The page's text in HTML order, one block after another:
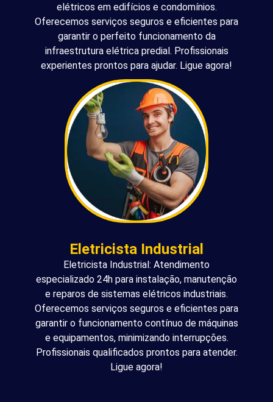
elétricos em edifícios e condomínios.
Oferecemos serviços seguros e eficientes para
garantir o perfeito funcionamento da
infraestrutura elétrica predial. Profissionais
experientes prontos para ajudar. Ligue agora!
Eletricista Industrial
Eletricista Industrial: Atendimento
especializado 24h para instalação, manutenção
e reparos de sistemas elétricos industriais.
Oferecemos serviços seguros e eficientes para
garantir o funcionamento contínuo de máquinas
e equipamentos, minimizando interrupções.
Profissionais qualificados prontos para atender.
Ligue agora!